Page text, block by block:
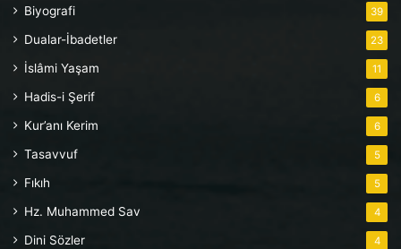
Biyografi 39
Dualar-İbadetler 23
İslâmi Yaşam 11
Hadis-i Şerif 6
Kur’anı Kerim 6
Tasavvuf 5
Fıkıh 5
Hz. Muhammed Sav 4
Dini Sözler 4